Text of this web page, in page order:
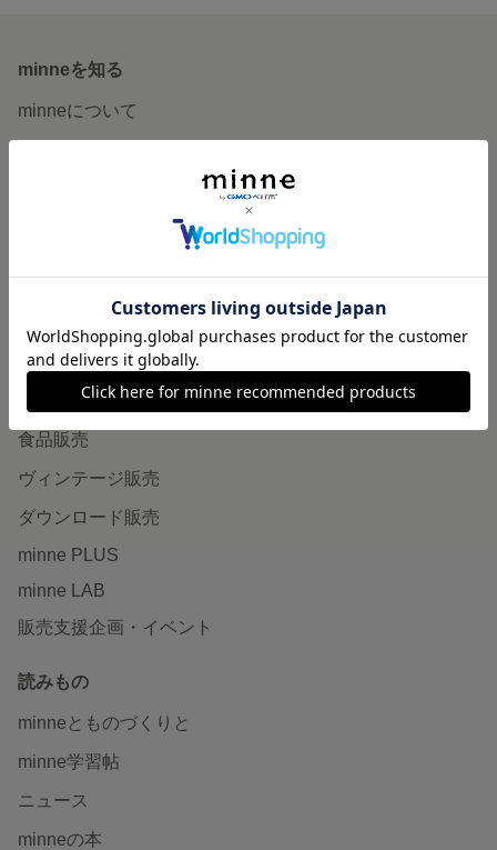
minneを知る
minneについて
作品販売について
minneで売りたい
食品販売
ヴィンテージ販売
ダウンロード販売
minne PLUS
minne LAB
販売支援企画・イベント
読みもの
minneとものづくりと
minne学習帖
ニュース
minneの本